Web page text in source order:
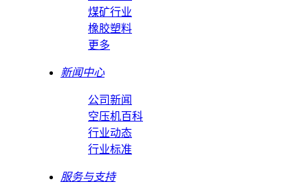
煤矿行业
橡胶塑料
更多
新闻中心
公司新闻
空压机百科
行业动态
行业标准
服务与支持